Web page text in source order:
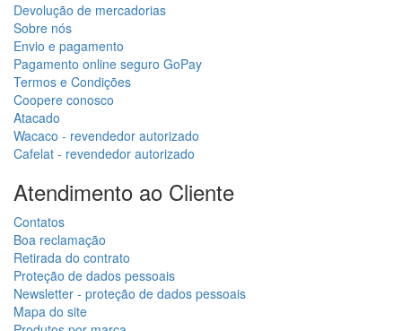
Devolução de mercadorias
Sobre nós
Envio e pagamento
Pagamento online seguro GoPay
Termos e Condições
Coopere conosco
Atacado
Wacaco - revendedor autorizado
Cafelat - revendedor autorizado
Atendimento ao Cliente
Contatos
Boa reclamação
Retirada do contrato
Proteção de dados pessoais
Newsletter - proteção de dados pessoais
Mapa do site